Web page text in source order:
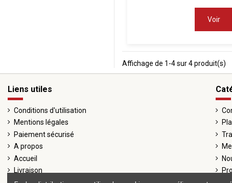
Voir
Affichage de 1-4 sur 4 produit(s)
Liens utiles
Conditions d'utilisation
Mentions légales
Paiement sécurisé
A propos
Accueil
Livraison